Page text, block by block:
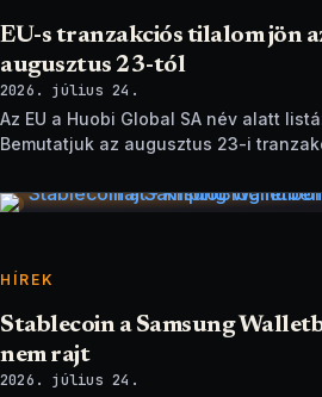
EU-s tranzakciós tilalom jön
augusztus 23-tól
2026. július 24.
Az EU a Huobi Global SA név alatt
Bemutatjuk az augusztus 23-i
HÍREK
Stablecoin a Samsung
nem rajt
2026. július 24.